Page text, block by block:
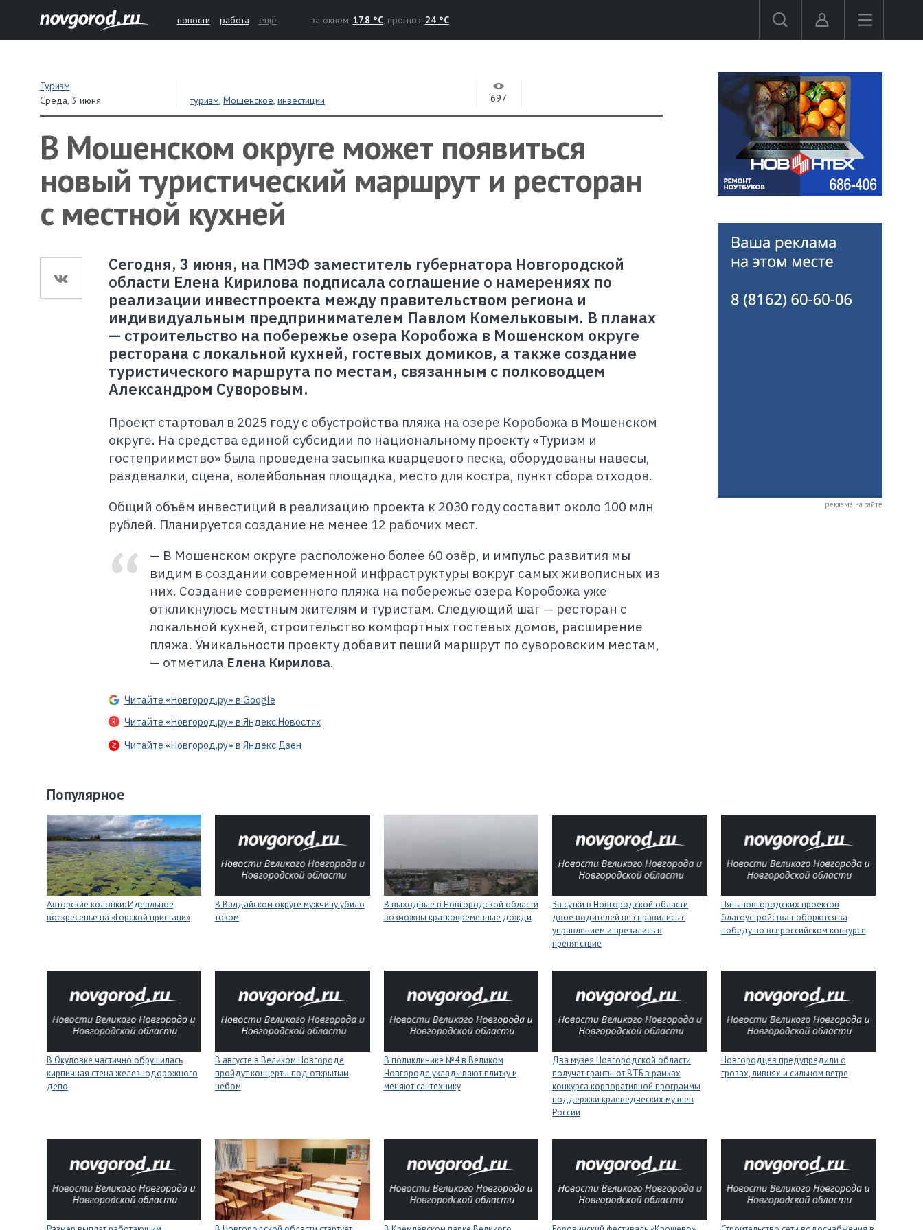
новости работа ещё за окном: 17.8 °C, прогноз: 24 °C
Туризм
Среда, 3 июня туризм,Мошенское,инвестиции 697
В Мошенском округе может появиться
новый туристический маршрут и ресторан
с местной кухней
Сегодня, 3 июня, на ПМЭФ заместитель губернатора Новгородской
области Елена Кирилова подписала соглашение о намерениях по
реализации инвестпроекта между правительством региона и
индивидуальным предпринимателем Павлом Комельковым. В планах
— строительство на побережье озера Коробожа в Мошенском округе
ресторана с локальной кухней, гостевых домиков, а также создание
туристического маршрута по местам, связанным с полководцем
Александром Суворовым.
Проект стартовал в 2025 году с обустройства пляжа на озере Коробожа в Мошенском
округе. На средства единой субсидии по национальному проекту «Туризм и
гостеприимство» была проведена засыпка кварцевого песка, оборудованы навесы,
раздевалки, сцена, волейбольная площадка, место для костра, пункт сбора отходов.
Общий объём инвестиций в реализацию проекта к 2030 году составит около 100 млн
рублей. Планируется создание не менее 12 рабочих мест.
— В Мошенском округе расположено более 60 озёр, и импульс развития мы
видим в создании современной инфраструктуры вокруг самых живописных из
них. Создание современного пляжа на побережье озера Коробожа уже
откликнулось местным жителям и туристам. Следующий шаг — ресторан с
локальной кухней, строительство комфортных гостевых домов, расширение
пляжа. Уникальности проекту добавит пеший маршрут по суворовским местам,
— отметила Елена Кирилова.
Читайте «Новгород.ру» в Google
Читайте «Новгород.ру» в Яндекс.Новостях
Читайте «Новгород.ру» в Яндекс.Дзен
реклама на сайте
Популярное
Авторские колонки: Идеальное
воскресенье на «Горской пристани»
В Валдайском округе мужчину убило
током
В выходные в Новгородской области
возможны кратковременные дожди
За сутки в Новгородской области
двое водителей не справились с
управлением и врезались в
препятствие
Пять новгородских проектов
благоустройства поборются за
победу во всероссийском конкурсе
В Окуловке частично обрушилась
кирпичная стена железнодорожного
депо
В августе в Великом Новгороде
пройдут концерты под открытым
небом
В поликлинике №4 в Великом
Новгороде укладывают плитку и
меняют сантехнику
Два музея Новгородской области
получат гранты от ВТБ в рамках
конкурса корпоративной программы
поддержки краеведческих музеев
России
Новгородцев предупредили о
грозах, ливнях и сильном ветре